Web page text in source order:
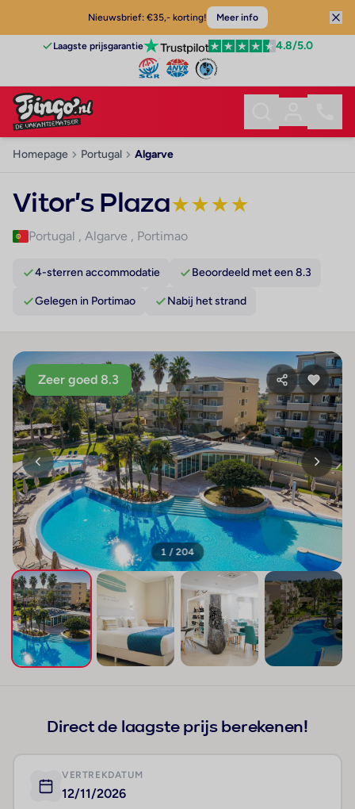
Nieuwsbrief: €35,- korting! Meer info
Laagste prijsgarantie 4.8/5.0
Homepage Portugal Algarve
Vitor's Plaza★★★★
Portugal , Algarve , Portimao
4-sterren accommodatie Beoordeeld met een 8.3
Gelegen in Portimao Nabij het strand
Zeer goed 8.3
1 / 204
Direct de laagste prijs berekenen!
VERTREKDATUM
12/11/2026